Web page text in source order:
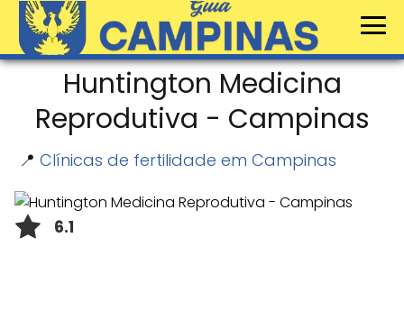
Huntington Medicina
Reprodutiva - Campinas
📍 Clínicas de fertilidade em Campinas
6.1